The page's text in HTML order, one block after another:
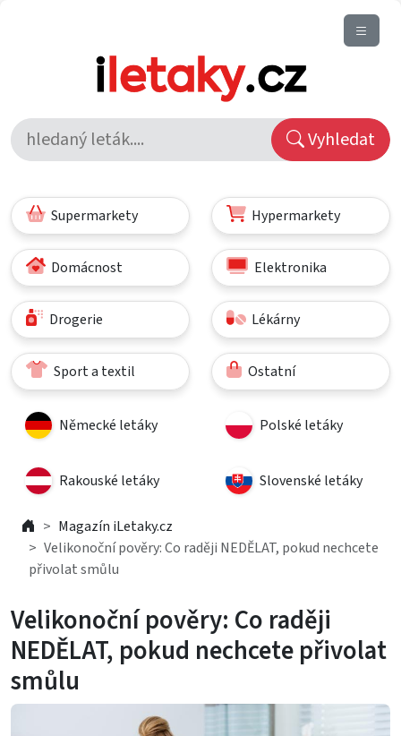
Vyhledat
Supermarkety Hypermarkety
Domácnost Elektronika
Drogerie Lékárny
Sport a textil Ostatní
Německé letáky Polské letáky
Rakouské letáky Slovenské letáky
Magazín iLetaky.cz
Velikonoční pověry: Co raději NEDĚLAT, pokud nechcete
přivolat smůlu
Velikonoční pověry: Co raději
NEDĚLAT, pokud nechcete přivolat
smůlu